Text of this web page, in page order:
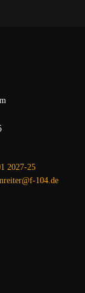
2027-25
104.de